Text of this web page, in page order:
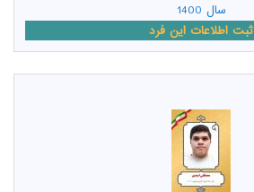
سال 1400
ثبت اطلاعات این فرد